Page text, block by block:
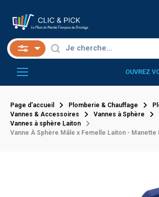
OUVREZ
Page d'accueil Plomberie & Chauffage
Vannes & Accessoires
Vannes à Sphère
Vannes à sphère Laiton
Vanne À Sphère Mâle x Femelle Laiton - Manette